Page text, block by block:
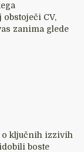
obstoječi CV,
zanima glede
o ključnih izzivih
boste